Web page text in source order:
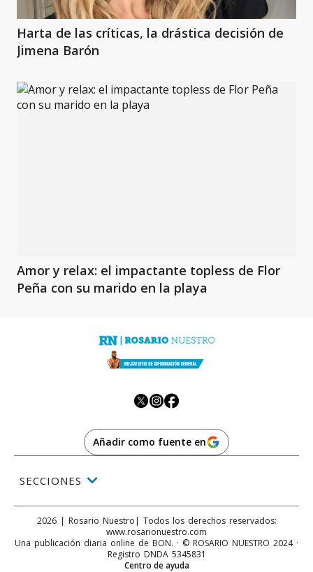
Harta de las críticas, la drástica decisión de
Jimena Barón
Amor y relax: el impactante topless de Flor
Peña con su marido en la playa
Añadir como fuente en
SECCIONES
2026| Rosario Nuestro | Todos los derechos reservados:
www.rosarionuestro.com
Una publicación diaria online de BON. · © ROSARIO NUESTRO 2024 ·
Registro DNDA 5345831
Centro de ayuda